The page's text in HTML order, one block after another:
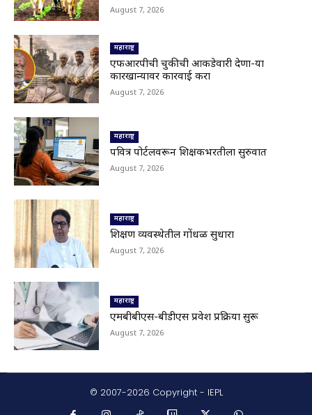
© 2007-2026 Copyright - IEPL